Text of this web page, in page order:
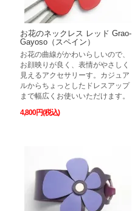
お花のネックレス レッド Grao-
Gayoso（スペイン）
お花の曲線がかわいらしいので、
お顔映りが良く、表情がやさしく
見えるアクセサリーす。カジュア
ルからちょっとしたドレスアップ
まで幅広くお使いいただけます。
4,800円(税込)